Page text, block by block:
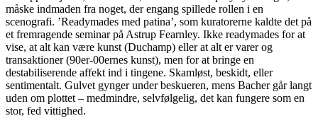
måske indmaden fra noget, der engang spillede rollen i en
scenografi. ’Readymades med patina’, som kuratorerne kaldte det på
et fremragende seminar på Astrup Fearnley. Ikke readymades for at
vise, at alt kan være kunst (Duchamp) eller at alt er varer og
transaktioner (90er-00ernes kunst), men for at bringe en
destabiliserende affekt ind i tingene. Skamløst, beskidt, eller
sentimentalt. Gulvet gynger under beskueren, mens Bacher går langt
uden om plottet – medmindre, selvfølgelig, det kan fungere som en
stor, fed vittighed.